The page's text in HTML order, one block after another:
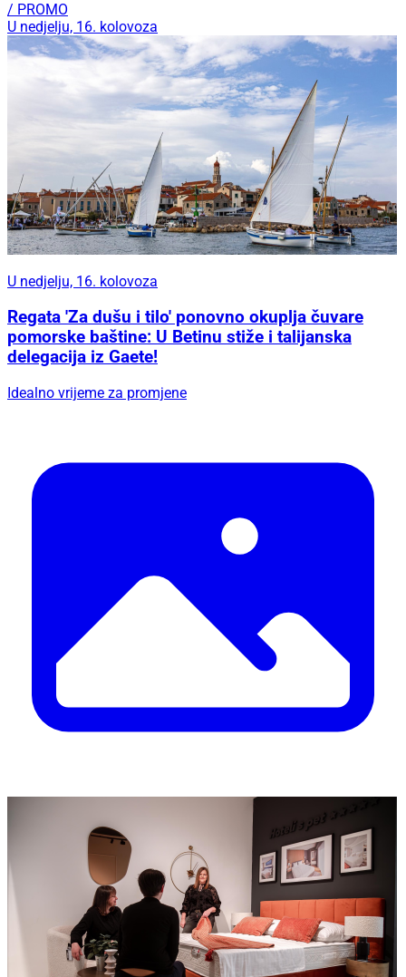
/ PROMO
U nedjelju, 16. kolovoza
U nedjelju, 16. kolovoza
Regata 'Za dušu i tilo' ponovno okuplja čuvare
pomorske baštine: U Betinu stiže i talijanska
delegacija iz Gaete!
Idealno vrijeme za promjene